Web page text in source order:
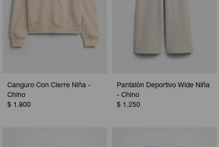
Canguro Con Cierre Niña -
Chino
$ 1.800
Pantalòn Deportivo Wide Niña
- Chino
$ 1.250